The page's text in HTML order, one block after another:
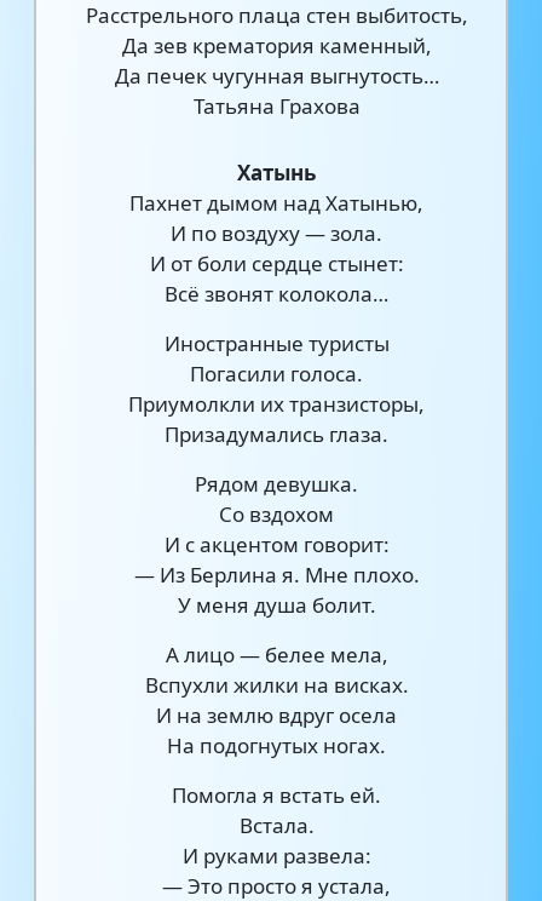
Расстрельного плаца стен выбитость,
Да зев крематория каменный,
Да печек чугунная выгнутость…
Татьяна Грахова
Хатынь
Пахнет дымом над Хатынью,
И по воздуху — зола.
И от боли сердце стынет:
Всё звонят колокола…
Иностранные туристы
Погасили голоса.
Приумолкли их транзисторы,
Призадумались глаза.
Рядом девушка.
Со вздохом
И с акцентом говорит:
— Из Берлина я. Мне плохо.
У меня душа болит.
А лицо — белее мела,
Вспухли жилки на висках.
И на землю вдруг осела
На подогнутых ногах.
Помогла я встать ей.
Встала.
И руками развела:
— Это просто я устала,